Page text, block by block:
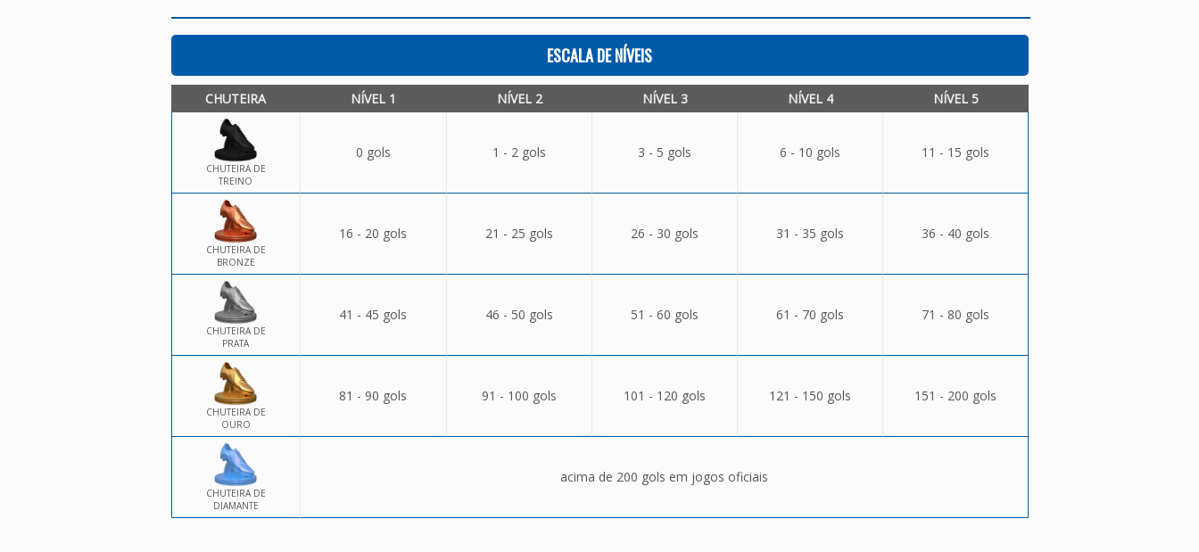
ESCALA DE NÍVEIS
CHUTEIRA NÍVEL 1 NÍVEL 2 NÍVEL 3 NÍVEL 4 NÍVEL 5
CHUTEIRA DE
TREINO
0 gols 1 - 2 gols 3 - 5 gols 6 - 10 gols 11 - 15 gols
CHUTEIRA DE
BRONZE
16 - 20 gols 21 - 25 gols 26 - 30 gols 31 - 35 gols 36 - 40 gols
CHUTEIRA DE
PRATA
41 - 45 gols 46 - 50 gols 51 - 60 gols 61 - 70 gols 71 - 80 gols
CHUTEIRA DE
OURO
81 - 90 gols 91 - 100 gols 101 - 120 gols 121 - 150 gols 151 - 200 gols
CHUTEIRA DE
DIAMANTE
acima de 200 gols em jogos oficiais